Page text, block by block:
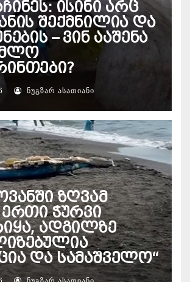
ისინი არც
შექმნილია და
– ვინ ააშენა
ᲜᲣᲒᲖᲐᲠ ᲐᲡᲐᲗᲘᲐᲜᲘ
ზღვამ
ჭურვი
ადგილზე
და სამაშველო“